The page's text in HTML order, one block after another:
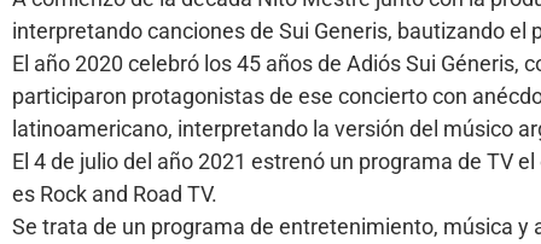
interpretando canciones de Sui Generis, bautizando
El año 2020 celebró los 45 años de Adiós Sui
participaron protagonistas de ese concierto con
latinoamericano, interpretando la versión del músico
El 4 de julio del año 2021 estrenó un programa de TV
es Rock and Road TV.
Se trata de un programa de entretenimiento, música